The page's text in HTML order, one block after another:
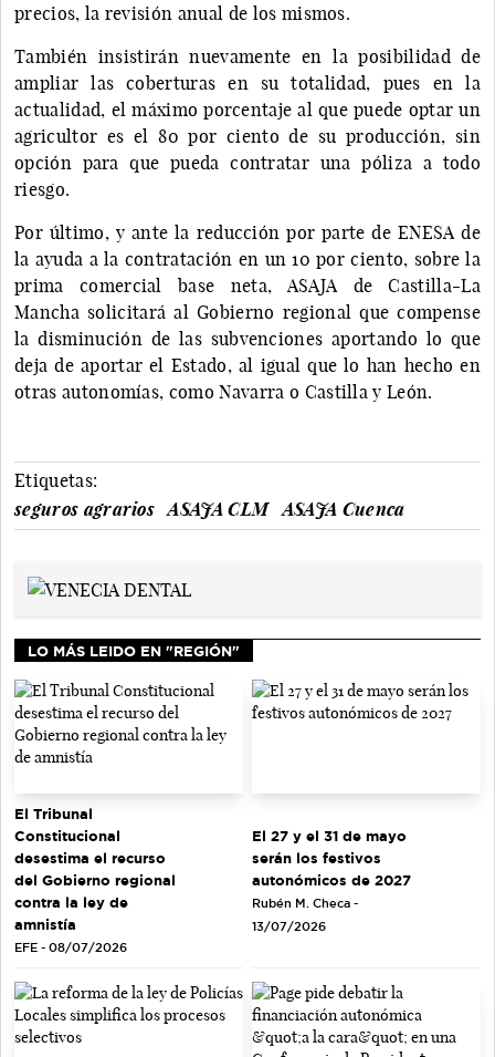
precios, la revisión anual de los mismos.
También insistirán nuevamente en la posibilidad de
ampliar las coberturas en su totalidad, pues en la
actualidad, el máximo porcentaje al que puede optar un
agricultor es el 80 por ciento de su producción, sin
opción para que pueda contratar una póliza a todo
riesgo.
Por último, y ante la reducción por parte de ENESA de
la ayuda a la contratación en un 10 por ciento, sobre la
prima comercial base neta, ASAJA de Castilla-La
Mancha solicitará al Gobierno regional que compense
la disminución de las subvenciones aportando lo que
deja de aportar el Estado, al igual que lo han hecho en
otras autonomías, como Navarra o Castilla y León.
Etiquetas:
seguros agrarios
ASAJA CLM ASAJA Cuenca
LO MÁS LEIDO EN "REGIÓN"
El Tribunal
Constitucional
desestima el recurso
del Gobierno regional
contra la ley de
amnistía
EFE - 08/07/2026
El 27 y el 31 de mayo
serán los festivos
autonómicos de 2027
Rubén M. Checa -
13/07/2026